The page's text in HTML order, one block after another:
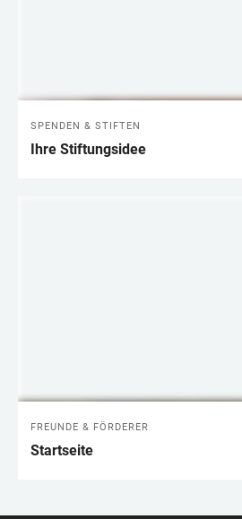
SPENDEN & STIFTEN
Ihre Stiftungsidee
FREUNDE & FÖRDERER
Startseite